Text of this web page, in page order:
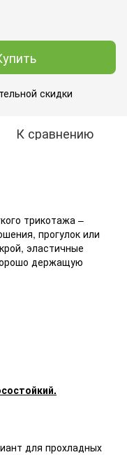
скидки
К сравнению
трикотажа –
прогулок или
эластичные
держащую
для прохладных